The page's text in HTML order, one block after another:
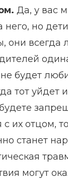
Да, у вас
него, но
они всегда
будет
тот уйдет
с их отцом,
станет
могут